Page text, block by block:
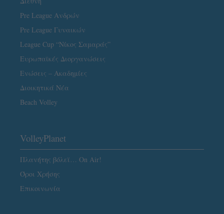
Pre League Ανδρών
Pre League Γυναικών
League Cup “Νίκος Σαμαράς”
Ευρωπαϊκές Διοργανώσεις
Ενώσεις – Ακαδημίες
Διοικητικά Νέα
Beach Volley
VolleyPlanet
Πλανήτης βόλεϊ… On Air!
Όροι Χρήσης
Επικοινωνία